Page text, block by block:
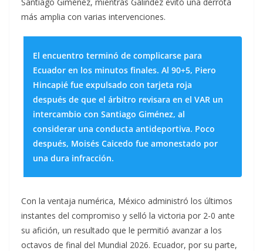
más amplia con varias intervenciones.
El encuentro terminó de complicarse para
Ecuador en los minutos finales. Al 90+5, Piero
Hincapié fue expulsado con tarjeta roja
después de que el árbitro revisara en el VAR un
intercambio con Santiago Giménez, al
considerar una conducta antideportiva. Poco
después, Moisés Caicedo fue amonestado por
una dura infracción.
Con la ventaja numérica, México administró los últimos
instantes del compromiso y selló la victoria por 2-0 ante
su afición, un resultado que le permitió avanzar a los
octavos de final del Mundial 2026. Ecuador, por su parte,